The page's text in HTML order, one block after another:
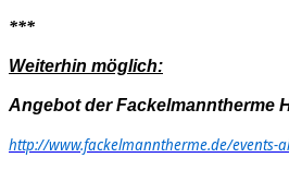
***
Weiterhin möglich:
Angebot der Fackelmanntherme
http://www.fackelmanntherme.de/